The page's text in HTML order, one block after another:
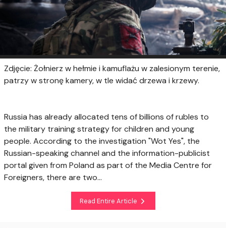
Zdjęcie: Żołnierz w hełmie i kamuflażu w zalesionym terenie,
patrzy w stronę kamery, w tle widać drzewa i krzewy.
Russia has already allocated tens of billions of rubles to
the military training strategy for children and young
people. According to the investigation "Wot Yes", the
Russian-speaking channel and the information-publicist
portal given from Poland as part of the Media Centre for
Foreigners, there are two...
Read Entire Article